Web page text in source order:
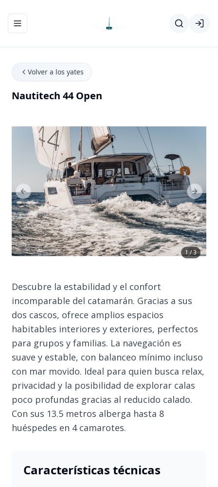
Abrir/cerrar el menú de navegación
Volver a los yates
Nautitech 44 Open
1 / 3
Previous Slide Next
Descubre la estabilidad y el confort
incomparable del catamarán. Gracias a sus
dos cascos, ofrece amplios espacios
habitables interiores y exteriores, perfectos
para grupos y familias. La navegación es
suave y estable, con balanceo mínimo incluso
con mar movido. Ideal para quien busca relax,
privacidad y la posibilidad de explorar calas
poco profundas gracias al reducido calado.
Con sus 13.5 metros alberga hasta 8
huéspedes en 4 camarotes.
Características técnicas